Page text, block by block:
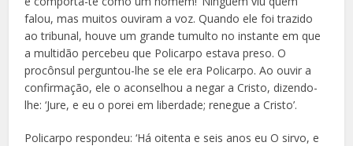
falou, mas muitos ouviram a voz. Quando ele foi trazido
ao tribunal, houve um grande tumulto no instante em que
a multidão percebeu que Policarpo estava preso. O
procônsul perguntou-lhe se ele era Policarpo. Ao ouvir a
confirmação, ele o aconselhou a negar a Cristo, dizendo-
lhe: ‘Jure, e eu o porei em liberdade; renegue a Cristo’.
Policarpo respondeu: ‘Há oitenta e seis anos eu O sirvo, e